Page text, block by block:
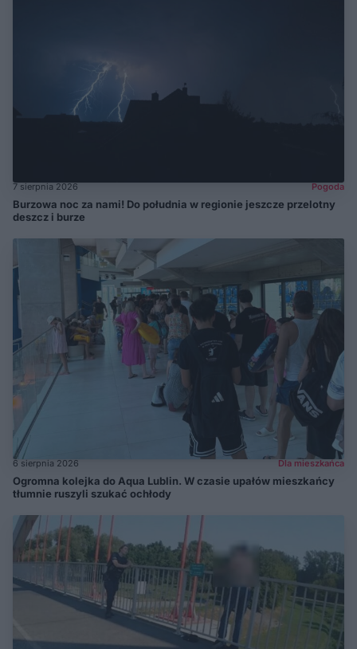
7 sierpnia 2026 Pogoda
Burzowa noc za nami! Do południa w regionie jeszcze przelotny
deszcz i burze
6 sierpnia 2026 Dla mieszkańca
Ogromna kolejka do Aqua Lublin. W czasie upałów mieszkańcy
tłumnie ruszyli szukać ochłody